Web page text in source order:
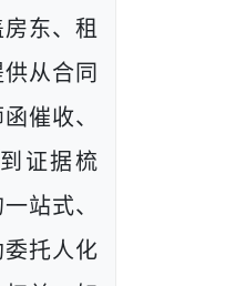
东、租
从合同
催收、
证据梳
站式、
托人化